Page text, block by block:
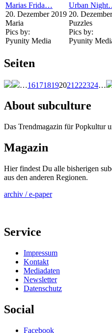
Marias Frida…
20. Dezember 2019
Maria
Pics by:
Pyunity Media
Urban
20.
Puzzles
Pics by:
Pyunity
Seiten
…161718192021 222324…
About subculture
Das Trendmagazin für Popkultur
Magazin
Hier findest Du alle bisherigen
aus den anderen Regionen.
archiv / e-paper
Service
Impressum
Kontakt
Mediadaten
Newsletter
Datenschutz
Social
Facebook